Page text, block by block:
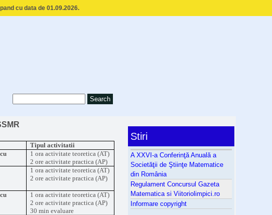
cu data de 01.09.2026.
Tipul activitatii
1 ora activitate teoretica (AT)
2 ore activitate practica (AP)
1 ora activitate teoretica (AT)
2 ore activitate practica (AP)
1 ora activitate teoretica (AT)
2 ore activitate practica (AP)
30 min evaluare
Stiri
A XXVI-a Conferinţă Anuală a
Societăţii de Ştiinţe Matematice
din România
Regulament Concursul Gazeta
Matematica si Viitoriolimpici.ro
Informare copyright